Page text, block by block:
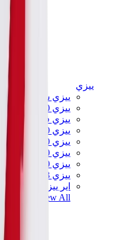
ييزي
ييزي سلايدز
ييزي 350 V2
ييزي فوم رانر
ييزي 380
ييزي 450
ييزي 500
ييزي 700
ييزي V3
اير ييزي
View All